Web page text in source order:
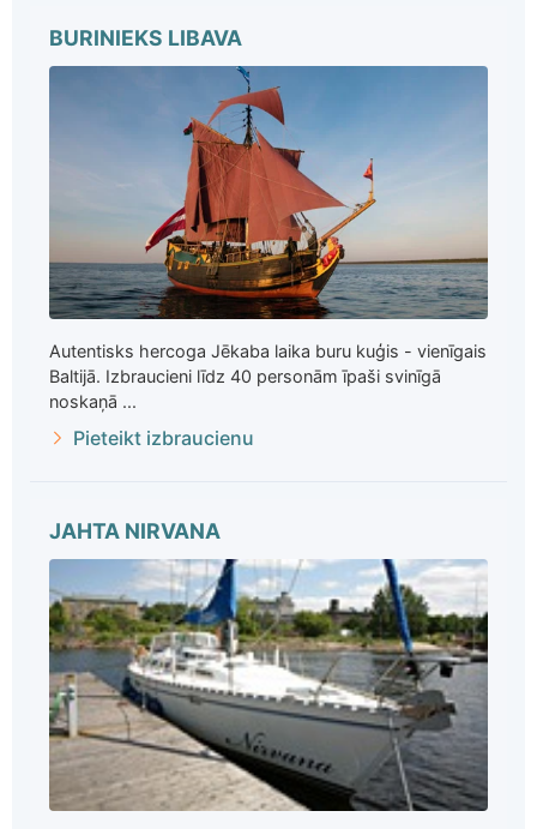
BURINIEKS LIBAVA
Autentisks hercoga Jēkaba laika buru kuģis - vienīgais
Baltijā. Izbraucieni līdz 40 personām īpaši svinīgā
noskaņā ...
Pieteikt izbraucienu
JAHTA NIRVANA